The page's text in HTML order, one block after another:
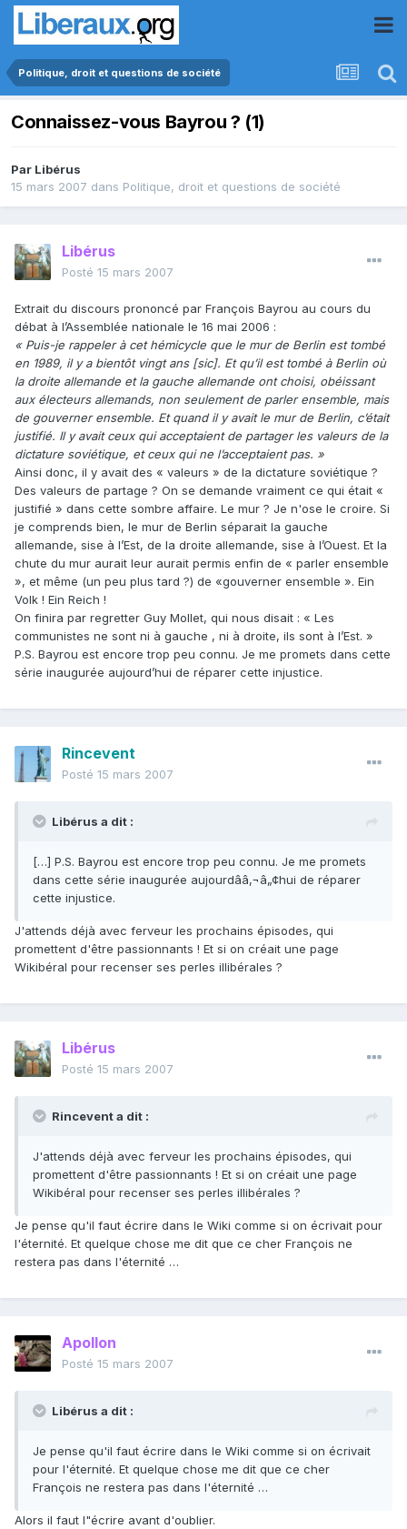
Politique, droit et questions de société
Connaissez-vous Bayrou ? (1)
Par Libérus
15 mars 2007 dans Politique, droit et questions de société
Libérus
Posté 15 mars 2007
Extrait du discours prononcé par François Bayrou au cours du
débat à l’Assemblée nationale le 16 mai 2006 :
« Puis-je rappeler à cet hémicycle que le mur de Berlin est tombé
en 1989, il y a bientôt vingt ans [sic]. Et qu’il est tombé à Berlin où
la droite allemande et la gauche allemande ont choisi, obéissant
aux électeurs allemands, non seulement de parler ensemble, mais
de gouverner ensemble. Et quand il y avait le mur de Berlin, c’était
justifié. Il y avait ceux qui acceptaient de partager les valeurs de la
dictature soviétique, et ceux qui ne l’acceptaient pas. »
Ainsi donc, il y avait des « valeurs » de la dictature soviétique ?
Des valeurs de partage ? On se demande vraiment ce qui était «
justifié » dans cette sombre affaire. Le mur ? Je n'ose le croire. Si
je comprends bien, le mur de Berlin séparait la gauche
allemande, sise à l’Est, de la droite allemande, sise à l’Ouest. Et la
chute du mur aurait leur aurait permis enfin de « parler ensemble
», et même (un peu plus tard ?) de «gouverner ensemble ». Ein
Volk ! Ein Reich !
On finira par regretter Guy Mollet, qui nous disait : « Les
communistes ne sont ni à gauche , ni à droite, ils sont à l’Est. »
P.S. Bayrou est encore trop peu connu. Je me promets dans cette
série inaugurée aujourd’hui de réparer cette injustice.
Rincevent
Posté 15 mars 2007
Libérus a dit :
[…] P.S. Bayrou est encore trop peu connu. Je me promets
dans cette série inaugurée aujourdââ‚¬â„¢hui de réparer
cette injustice.
J'attends déjà avec ferveur les prochains épisodes, qui
promettent d'être passionnants ! Et si on créait une page
Wikibéral pour recenser ses perles illibérales ?
Libérus
Posté 15 mars 2007
Rincevent a dit :
J'attends déjà avec ferveur les prochains épisodes, qui
promettent d'être passionnants ! Et si on créait une page
Wikibéral pour recenser ses perles illibérales ?
Je pense qu'il faut écrire dans le Wiki comme si on écrivait pour
l'éternité. Et quelque chose me dit que ce cher François ne
restera pas dans l'éternité …
Apollon
Posté 15 mars 2007
Libérus a dit :
Je pense qu'il faut écrire dans le Wiki comme si on écrivait
pour l'éternité. Et quelque chose me dit que ce cher
François ne restera pas dans l'éternité …
Alors il faut l"écrire avant d'oublier.